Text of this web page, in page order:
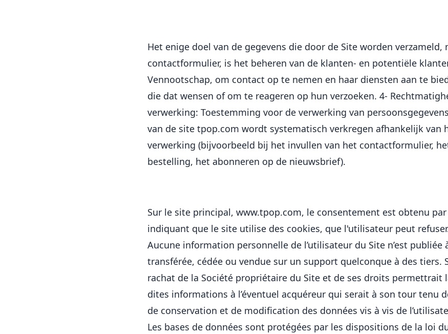
Het enige doel van de gegevens die door de Site worden verzameld,
contactformulier, is het beheren van de klanten- en potentiële
Vennootschap, om contact op te nemen en haar diensten aan te
die dat wensen of om te reageren op hun verzoeken. 4-
verwerking: Toestemming voor de verwerking van
van de site tpop.com wordt systematisch verkregen afhankelijk van
verwerking (bijvoorbeeld bij het invullen van het contactformulier,
bestelling, het abonneren op de nieuwsbrief).
Sur le site principal, www.tpop.com, le consentement est obtenu
indiquant que le site utilise des cookies, que l'utilisateur peut
Aucune information personnelle de l’utilisateur du Site n’est publiée
transférée, cédée ou vendue sur un support quelconque à des tiers.
rachat de la Société propriétaire du Site et de ses droits permettrait
dites informations à l’éventuel acquéreur qui serait à son tour tenu
de conservation et de modification des données vis à vis de
Les bases de données sont protégées par les dispositions de la loi